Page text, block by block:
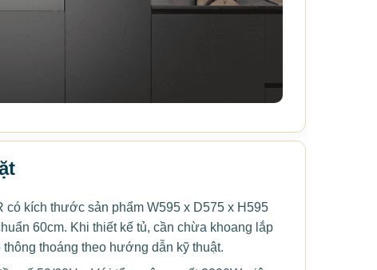
có kích thước sản phẩm W595 x D575 x H595
60cm. Khi thiết kế tủ, cần chừa khoang lắp
thoáng theo hướng dẫn kỹ thuật.